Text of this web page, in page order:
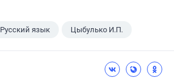
Русский язык Цыбулько И.П.